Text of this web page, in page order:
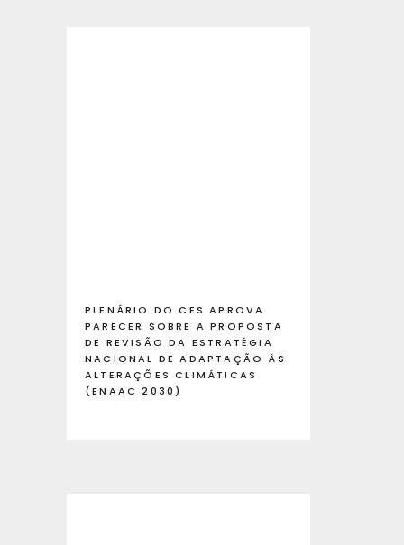
PLENÁRIO DO CES APROVA
PARECER SOBRE A PROPOSTA
DE REVISÃO DA ESTRATÉGIA
NACIONAL DE ADAPTAÇÃO ÀS
ALTERAÇÕES CLIMÁTICAS
(ENAAC 2030)